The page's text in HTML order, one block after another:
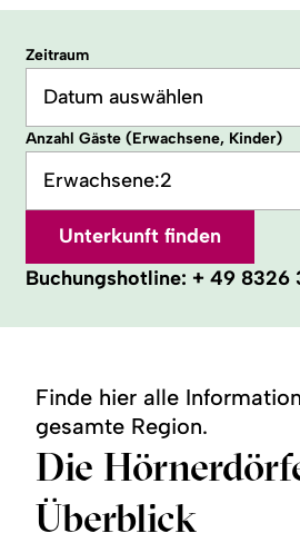
Zeitraum
Datum auswählen
Anzahl Gäste (Erwachsene, Kinder)
2
Erwachsene:
Unterkunft finden
Buchungshotline: + 49 8326
Finde hier alle
gesamte Region.
Die
Überblick